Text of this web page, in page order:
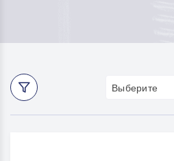
Выберите